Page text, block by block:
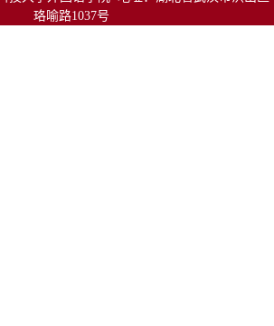
珞喻路1037号